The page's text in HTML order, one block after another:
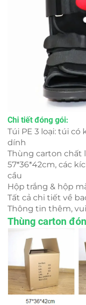
Chi tiết đóng gói:
Túi PE 3 loại: túi
dính
Thùng carton chất
57*36*42cm, các
cầu
Hộp trắng & hộp
Tất cả chi tiết về
Thông tin thêm,
Thùng carton